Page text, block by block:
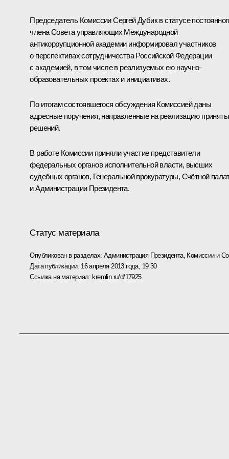
Председатель КомиссииСергей Дубикв статусе
члена Совета управляющих Международной
антикоррупционной академии информировал участников
о перспективах сотрудничества Российской Федерации
с академией, в том числе в реализуемых ею научно-
образовательных проектах и инициативах.
По итогам состоявшегося обсуждения Комиссией даны
адресные поручения, направленные на реализацию
решений.
В работе Комиссии приняли участие представители
федеральных органов исполнительной власти, высших
судебных органов, Генеральной прокуратуры, Счётной
и Администрации Президента.
Статус материала
Опубликован в разделах: Администрация Президента, Комиссии и
Дата публикации: 16 апреля 2013 года, 19:30
Ссылка на материал: kremlin.ru/d/17925